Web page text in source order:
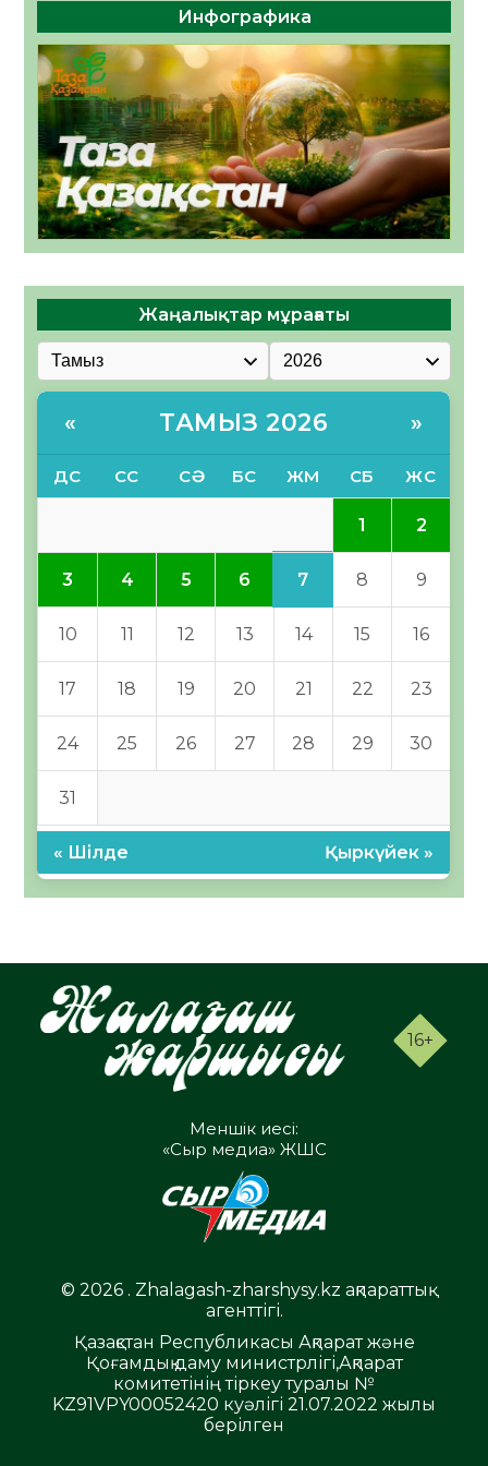
Инфографика
Жаңалықтар мұрағаты
« ТАМЫЗ 2026 »
ДС СС СӘ БС ЖМ СБ ЖС
1 2
3 4 5 6 7 8 9
10 11 12 13 14 15 16
17 18 19 20 21 22 23
24 25 26 27 28 29 30
31
« Шілде Қыркүйек »
16+
Меншік иесі:
«Сыр медиа» ЖШС
© 2026 . Zhalagash-zharshysy.kz ақпараттық
агенттігі.
Қазақстан Республикасы Ақпарат және
Қоғамдық даму министрлігі,Ақпарат
комитетінің тіркеу туралы №
KZ91VPY00052420 куәлігі 21.07.2022 жылы
берілген